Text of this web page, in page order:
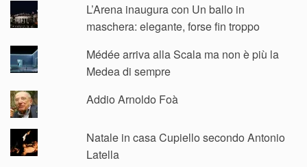
L’Arena inaugura con Un ballo in
maschera: elegante, forse fin troppo
Médée arriva alla Scala ma non è più la
Medea di sempre
Addio Arnoldo Foà
Natale in casa Cupiello secondo Antonio
Latella